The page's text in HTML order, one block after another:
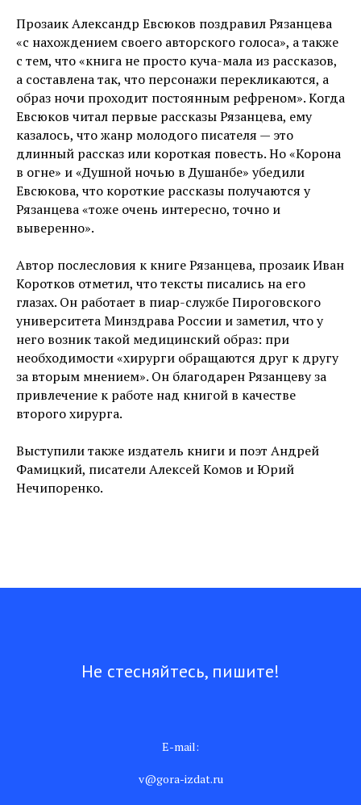
Прозаик Александр Евсюков поздравил Рязанцева
«с нахождением своего авторского голоса», а также
с тем, что «книга не просто куча-мала из рассказов,
а составлена так, что персонажи перекликаются, а
образ ночи проходит постоянным рефреном». Когда
Евсюков читал первые рассказы Рязанцева, ему
казалось, что жанр молодого писателя — это
длинный рассказ или короткая повесть. Но «Корона
в огне» и «Душной ночью в Душанбе» убедили
Евсюкова, что короткие рассказы получаются у
Рязанцева «тоже очень интересно, точно и
выверенно».
Автор послесловия к книге Рязанцева, прозаик Иван
Коротков отметил, что тексты писались на его
глазах. Он работает в пиар-службе Пироговского
университета Минздрава России и заметил, что у
него возник такой медицинский образ: при
необходимости «хирурги обращаются друг к другу
за вторым мнением». Он благодарен Рязанцеву за
привлечение к работе над книгой в качестве
второго хирурга.
Выступили также издатель книги и поэт Андрей
Фамицкий, писатели Алексей Комов и Юрий
Нечипоренко.
Не стесняйтесь, пишите!
E-mail:
v@gora-izdat.ru